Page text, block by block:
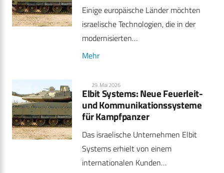
Einige europäische Länder möchten
israelische Technologien, die in der
modernisierten…
Mehr
29. Mai 2026
Elbit Systems: Neue Feuerleit-
und Kommunikationssysteme
für Kampfpanzer
Das israelische Unternehmen Elbit
Systems erhielt von einem
internationalen Kunden…